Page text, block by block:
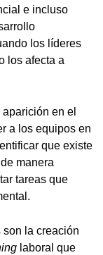
e incluso
los líderes
los afecta a
en el
a los equipos en
que existe
manera
tareas que
la creación
laboral que